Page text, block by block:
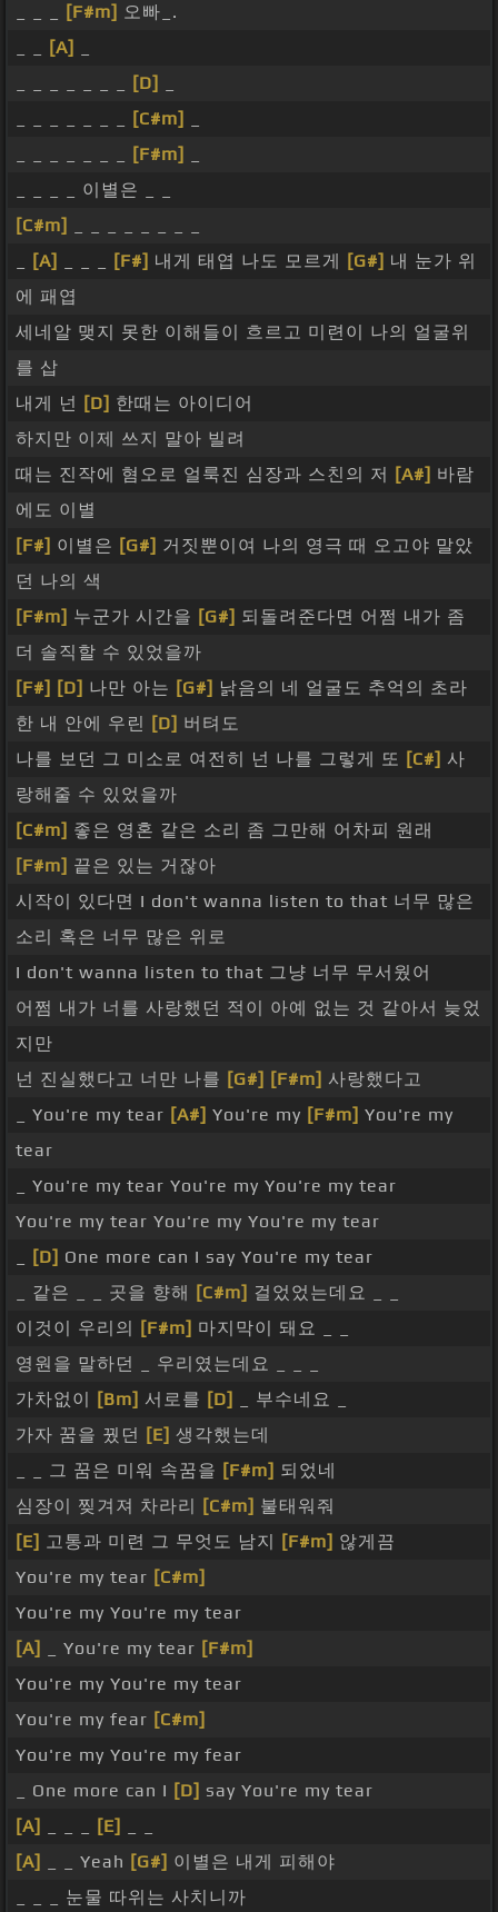
[F#m] 오빠_.
[A]
[D]
[C#m]
[F#m]
_ _ _ _ 이별은 _ _
[C#m]
[A] [F#] 내게 태엽 나도 모르게 [G#] 내 눈가 위
에 패엽
세네알 맺지 못한 이해들이 흐르고 미련이 나의 얼굴위
를 삽
내게 넌 [D] 한때는 아이디어
하지만 이제 쓰지 말아 빌려
때는 진작에 혐오로 얼룩진 심장과 스친의 저
[A#] 바람
에도 이별
[F#] 이별은 [G#] 거짓뿐이여 나의 영극 때 오고야 말았
던 나의 색
[F#m] 누군가 시간을 [G#] 되돌려준다면 어쩜 내가 좀
더 솔직할 수 있었을까
[F#] [D] 나만 아는 [G#] 낡음의 네 얼굴도 추억의 초라
한 내 안에 우린 [D] 버텨도
나를 보던 그 미소로 여전히 넌 나를 그렇게 또 [C#] 사
랑해줄 수 있었을까
[C#m] 좋은 영혼 같은 소리 좀 그만해 어차피 원래
[F#m] 끝은 있는 거잖아
시작이 있다면 I don't wanna listen to that 너무 많은
소리 혹은 너무 많은 위로
I don't wanna listen to that 그냥 너무 무서웠어
어쩜 내가 너를 사랑했던 적이 아예 없는 것 같아서 늦었
지만
넌 진실했다고 너만 나를 [G#] [F#m] 사랑했다고
_ You're my tear [A#] You're my [F#m] You're my
tear
_ You're my tear You're my You're my tear
You're my tear You're my You're my tear
[D] One more can I say You're my tear
_ 같은 _ _ 곳을 향해
[C#m] 걸었었는데요 _ _
이것이 우리의
[F#m] 마지막이 돼요 _ _
영원을 말하던 _ 우리였는데요 _ _ _
가차없이
[Bm] 서로를 [D]
_ 부수네요 _
가자 꿈을 꿨던 [E] 생각했는데
_ _ 그 꿈은 미워 속꿈을 [F#m] 되었네
심장이 찢겨져 차라리
[C#m] 불태워줘
[E] 고통과 미련 그 무엇도 남지 [F#m] 않게끔
You're my tear [C#m]
You're my You're my tear
[A]
_ You're my tear [F#m]
You're my You're my tear
You're my fear [C#m]
You're my You're my fear
_ One more can I [D] say You're my tear
[A]
[E]
[A]
_ _ Yeah [G#] 이별은 내게 피해야
_ _ _ 눈물 따위는 사치니까